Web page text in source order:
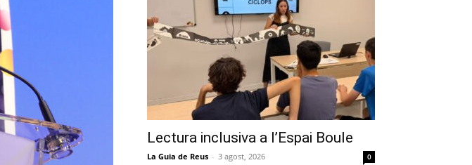
Lectura inclusiva a l’Espai Boule
La Guia de Reus - 3 agost, 2026 0